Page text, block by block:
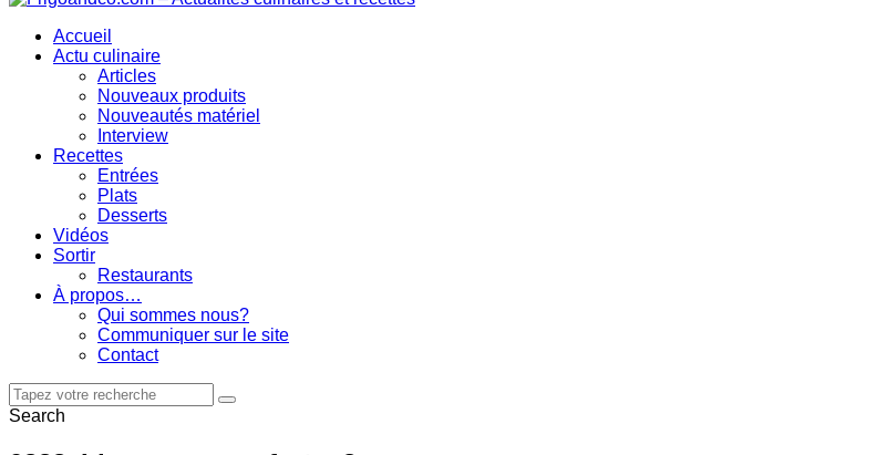
Accueil
Actu culinaire
Articles
Nouveaux produits
Nouveautés matériel
Interview
Recettes
Entrées
Plats
Desserts
Vidéos
Sortir
Restaurants
À propos…
Qui sommes nous?
Communiquer sur le site
Contact
Search